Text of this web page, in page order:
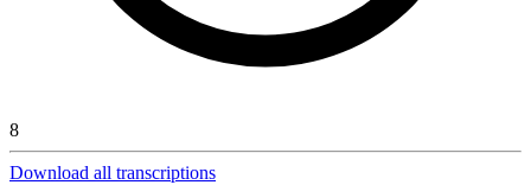
8
Download all transcriptions